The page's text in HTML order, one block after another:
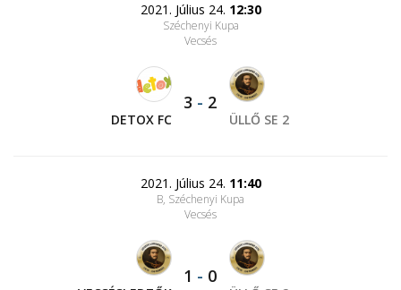
2021. Július 24. 12:30
Széchenyi Kupa
Vecsés
DETOX FC
3 - 2
ÜLLŐ SE 2
2021. Július 24. 11:40
B, Széchenyi Kupa
Vecsés
1 - 0